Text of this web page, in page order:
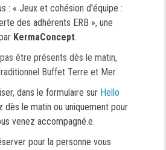
: « Jeux et cohésion d'équipe :
des adhérents ERB », une
KermaConcept.
être présents dès le matin,
Buffet Terre et Mer.
dans le formulaire sur Hello
dès le matin ou uniquement pour
venez accompagné.e.
pour la personne vous